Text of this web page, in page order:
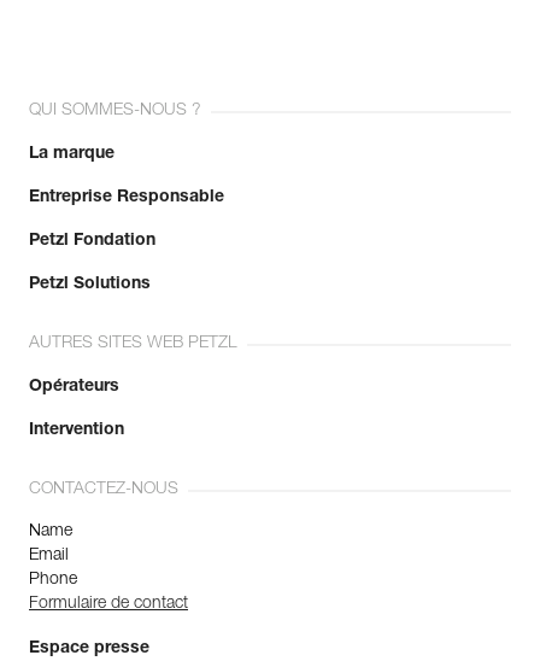
QUI SOMMES-NOUS ?
La marque
Entreprise Responsable
Petzl Fondation
Petzl Solutions
AUTRES SITES WEB PETZL
Opérateurs
Intervention
CONTACTEZ-NOUS
Name
Email
Phone
Formulaire de contact
Espace presse